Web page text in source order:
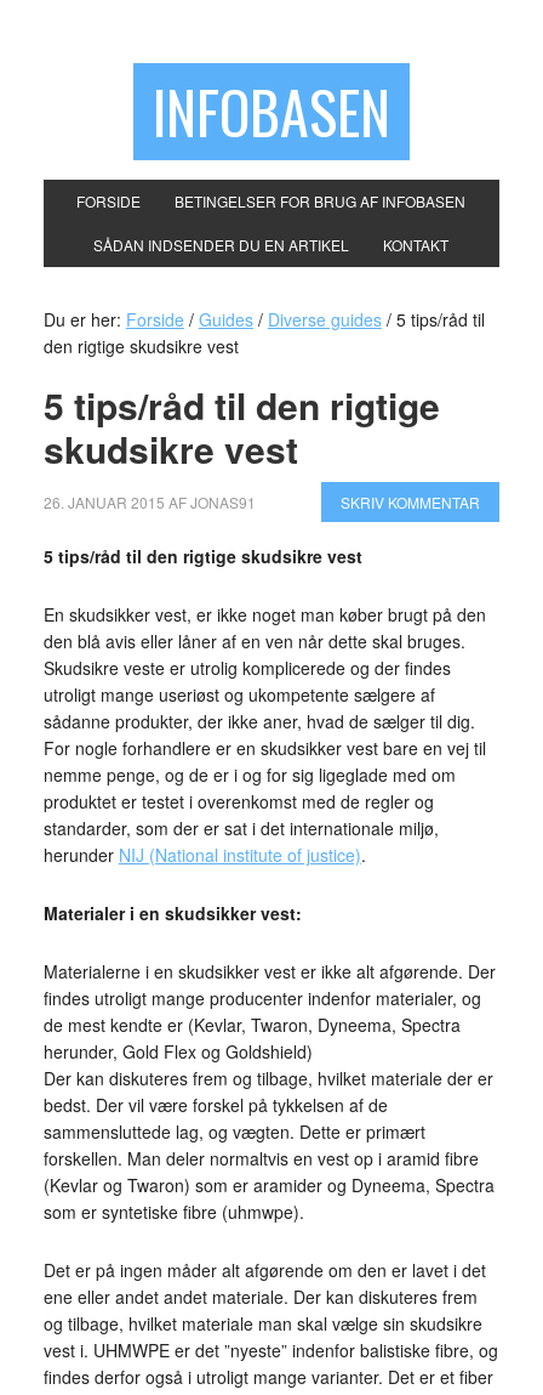
INFOBASEN
FORSIDE BETINGELSER FOR BRUG AF INFOBASEN
SÅDAN INDSENDER DU EN ARTIKEL KONTAKT
Du er her: Forside / Guides / Diverse guides /5 tips/råd til
den rigtige skudsikre vest
5 tips/råd til den rigtige
skudsikre vest
26. JANUAR 2015 AFJONAS91 SKRIV KOMMENTAR
5 tips/råd til den rigtige skudsikre vest
En skudsikker vest, er ikke noget man køber brugt på den
den blå avis eller låner af en ven når dette skal bruges.
Skudsikre veste er utrolig komplicerede og der findes
utroligt mange useriøst og ukompetente sælgere af
sådanne produkter, der ikke aner, hvad de sælger til dig.
For nogle forhandlere er en skudsikker vest bare en vej til
nemme penge, og de er i og for sig ligeglade med om
produktet er testet i overenkomst med de regler og
standarder, som der er sat i det internationale miljø,
herunder NIJ (National institute of justice).
Materialer i en skudsikker vest:
Materialerne i en skudsikker vest er ikke alt afgørende. Der
findes utroligt mange producenter indenfor materialer, og
de mest kendte er (Kevlar, Twaron, Dyneema, Spectra
herunder, Gold Flex og Goldshield)
Der kan diskuteres frem og tilbage, hvilket materiale der er
bedst. Der vil være forskel på tykkelsen af de
sammensluttede lag, og vægten. Dette er primært
forskellen. Man deler normaltvis en vest op i aramid fibre
(Kevlar og Twaron) som er aramider og Dyneema, Spectra
som er syntetiske fibre (uhmwpe).
Det er på ingen måder alt afgørende om den er lavet i det
ene eller andet andet materiale. Der kan diskuteres frem
og tilbage, hvilket materiale man skal vælge sin skudsikre
vest i. UHMWPE er det ”nyeste” indenfor balistiske fibre, og
findes derfor også i utroligt mange varianter. Det er et fiber